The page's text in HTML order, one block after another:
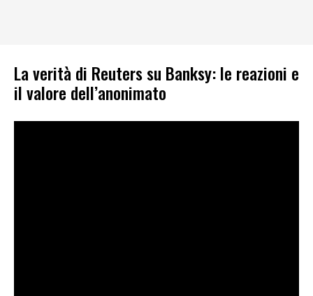
La verità di Reuters su Banksy: le reazioni e
il valore dell’anonimato